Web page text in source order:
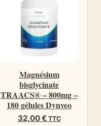
Magnésium
bisglycinate
TRAACS® – 800mg –
180 gélules Dynveo
32,00€ TTC